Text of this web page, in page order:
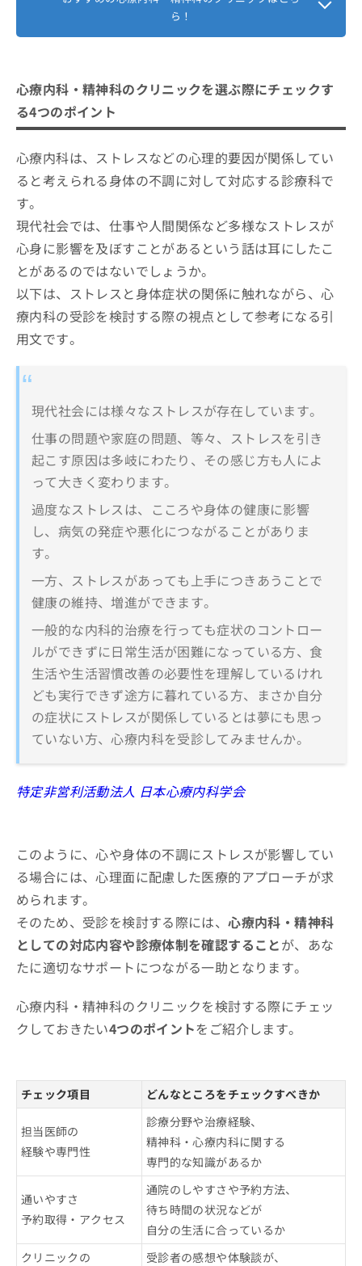
ら！
心療内科・精神科のクリニックを選ぶ際にチェックす
る4つのポイント
心療内科は、ストレスなどの心理的要因が関係してい
ると考えられる身体の不調に対して対応する診療科で
す。
現代社会では、仕事や人間関係など多様なストレスが
心身に影響を及ぼすことがあるという話は耳にしたこ
とがあるのではないでしょうか。
以下は、ストレスと身体症状の関係に触れながら、心
療内科の受診を検討する際の視点として参考になる引
用文です。
現代社会には様々なストレスが存在しています。
仕事の問題や家庭の問題、等々、ストレスを引き
起こす原因は多岐にわたり、その感じ方も人によ
って大きく変わります。
過度なストレスは、こころや身体の健康に影響
し、病気の発症や悪化につながることがありま
す。
一方、ストレスがあっても上手につきあうことで
健康の維持、増進ができます。
一般的な内科的治療を行っても症状のコントロー
ルができずに日常生活が困難になっている方、食
生活や生活習慣改善の必要性を理解しているけれ
ども実行できず途方に暮れている方、まさか自分
の症状にストレスが関係しているとは夢にも思っ
ていない方、心療内科を受診してみませんか。
特定非営利活動法人 日本心療内科学会
このように、心や身体の不調にストレスが影響してい
る場合には、心理面に配慮した医療的アプローチが求
められます。
そのため、受診を検討する際には、心療内科・精神科
としての対応内容や診療体制を確認することが、あな
たに適切なサポートにつながる一助となります。
心療内科・精神科のクリニックを検討する際にチェッ
クしておきたい4つのポイントをご紹介します。
チェック項目 どんなところをチェックすべきか
担当医師の
経験や専門性
診療分野や治療経験、
精神科・心療内科に関する
専門的な知識があるか
通いやすさ
予約取得・アクセス
通院のしやすさや予約方法、
待ち時間の状況などが
自分の生活に合っているか
クリニックの
受診者の感想や体験談が、